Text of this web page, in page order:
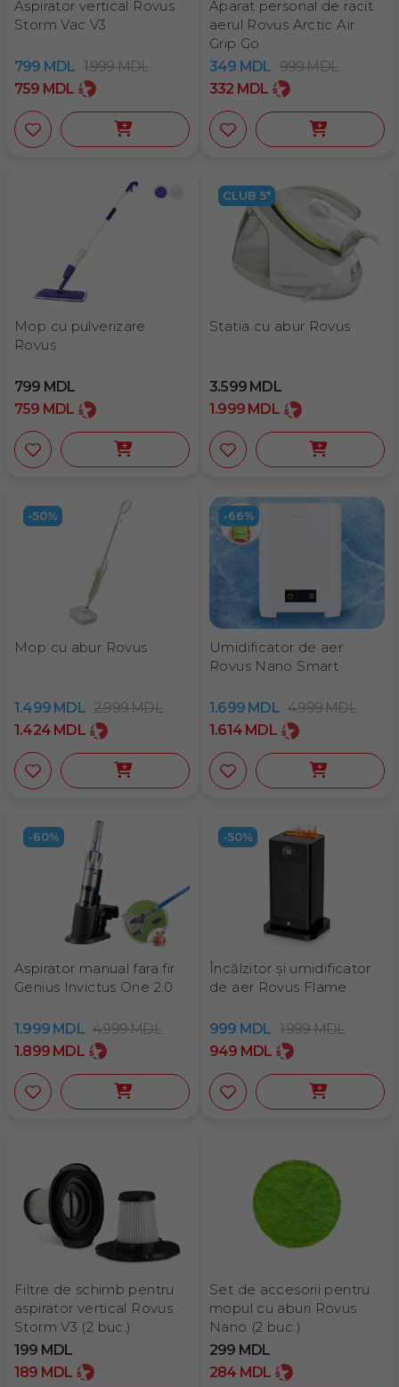
Aspirator vertical Rovus
Storm Vac V3
799 MDL 1.999MDL
759 MDL
Aparat personal de racit
aerul Rovus Arctic Air
Grip Go
349 MDL 999MDL
332 MDL
Mop cu pulverizare
Rovus
799 MDL
759 MDL
CLUB 5*
Statia cu abur Rovus
3.599 MDL
1.999 MDL
-50%
Mop cu abur Rovus
1.499 MDL 2.999MDL
1.424 MDL
-66%
Umidificator de aer
Rovus Nano Smart
1.699 MDL 4.999MDL
1.614 MDL
-60%
Aspirator manual fara fir
Genius Invictus One 2.0
1.999 MDL 4.999MDL
1.899 MDL
-50%
Încălzitor și umidificator
de aer Rovus Flame
999 MDL 1.999MDL
949 MDL
Filtre de schimb pentru
aspirator vertical Rovus
Storm V3 (2 buc.)
199 MDL
189 MDL
Set de accesorii pentru
mopul cu aburi Rovus
Nano (2 buc.)
299 MDL
284 MDL